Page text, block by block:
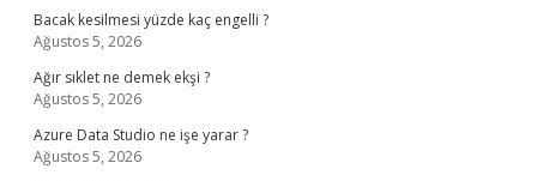
Bacak kesilmesi yüzde kaç engelli ?
Ağustos 5, 2026
Ağır sıklet ne demek ekşi ?
Ağustos 5, 2026
Azure Data Studio ne işe yarar ?
Ağustos 5, 2026